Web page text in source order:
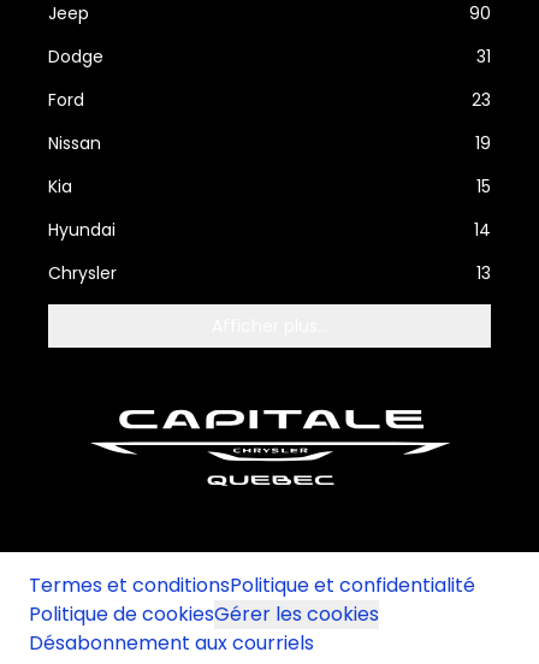
Jeep
90
Dodge
31
Ford
23
Nissan
19
Kia
15
Hyundai
14
Chrysler
13
Termes et conditionsPolitique et confidentialité
Politique de cookiesGérer les cookies
Désabonnement aux courriels